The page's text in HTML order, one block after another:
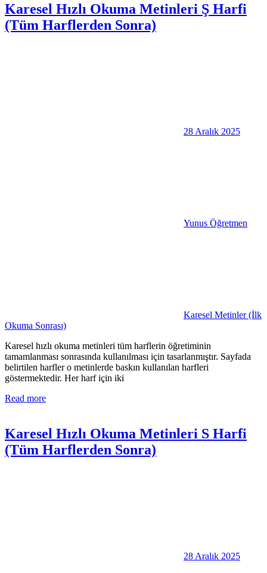
Karesel Hızlı Okuma Metinleri Ş Harfi
(Tüm Harflerden Sonra)
28 Aralık 2025
Yunus Öğretmen
Karesel Metinler (İlk
Okuma Sonrası)
Karesel hızlı okuma metinleri tüm harflerin öğretiminin
tamamlanması sonrasında kullanılması için tasarlanmıştır. Sayfada
belirtilen harfler o metinlerde baskın kullanılan harfleri
göstermektedir. Her harf için iki
Read more
Karesel Hızlı Okuma Metinleri S Harfi
(Tüm Harflerden Sonra)
28 Aralık 2025